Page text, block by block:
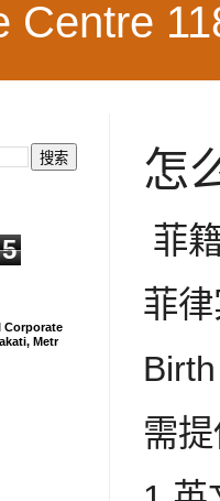
Centre
怎
菲
菲
需
5
Corporate
Metr